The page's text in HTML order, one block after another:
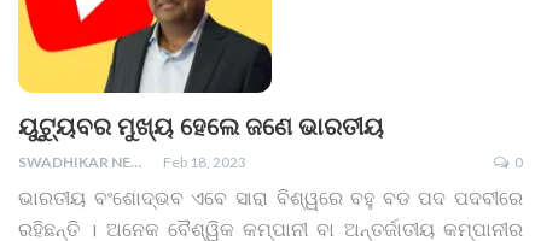
ୟୁଟ୍ୟୁବର ମୁଖ୍ୟ ହେଲେ ଜଣେ ଭାରତୀୟ
SWADHIKAR NEWS Feb 18, 2023 0
ଭାରତୀୟ ବଂଶୋଦ୍ଭବ ଏବେ ସାରା ବିଶ୍ୱରେ ବହୁ ବଡ ପଦ ପଦବୀରେ
ରହିଛନ୍ତି । ଅନେକ ବୈଶ୍ୱିକ କମ୍ପାନୀ ବା ଅନ୍ତର୍ଜାତୀୟ କମ୍ପାନୀର